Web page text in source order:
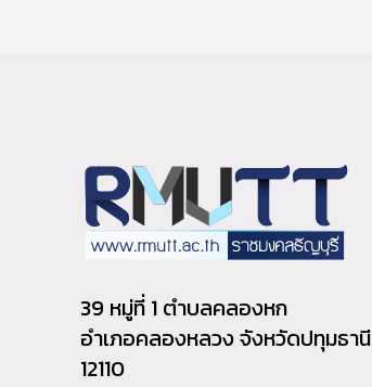
39 หมู่ที่ 1 ตำบลคลองหก
อำเภอคลองหลวง จังหวัดปทุมธานี
12110